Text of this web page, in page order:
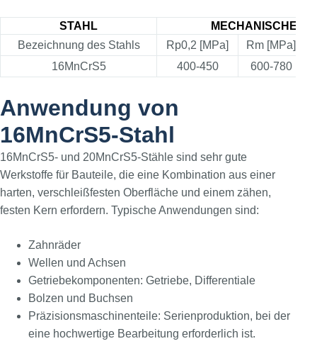
STAHL
MECHANISCHE
Bezeichnung des Stahls
Rp0,2 [MPa] Rm [MPa]
16MnCrS5
400-450 600-780
Anwendung von
16MnCrS5-Stahl
16MnCrS5- und 20MnCrS5-Stähle sind sehr gute
Werkstoffe für Bauteile, die eine Kombination aus einer
harten, verschleißfesten Oberfläche und einem zähen,
festen Kern erfordern. Typische Anwendungen sind:
Zahnräder
Wellen und Achsen
Getriebekomponenten: Getriebe, Differentiale
Bolzen und Buchsen
Präzisionsmaschinenteile: Serienproduktion, bei der
eine hochwertige Bearbeitung erforderlich ist.